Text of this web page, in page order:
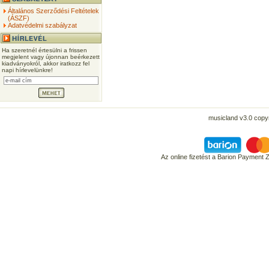
Általános Szerződési Feltételek
(ÁSZF)
Adatvédelmi szabályzat
Ha szeretnél értesülni a frissen
megjelent vagy újonnan beérkezett
kiadványokról, akkor iratkozz fel
napi hírlevelünkre!
musicland v3.0
Az online fizetést a Barion Payment